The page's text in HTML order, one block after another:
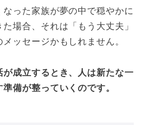
なった家族が夢の中で穏やかに
場合、それは「もう大丈夫」
メッセージかもしれません。
が成立するとき、人は新たな一
備が整っていくのです。